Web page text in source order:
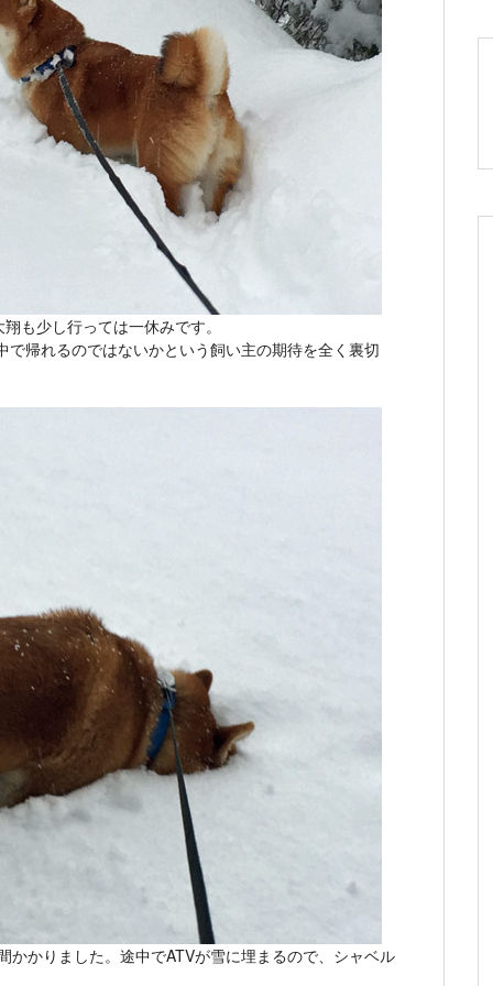
も少し行っては一休みです。
帰れるのではないかという飼い主の期待を全く裏切
かかりました。途中でATVが雪に埋まるので、シャベル